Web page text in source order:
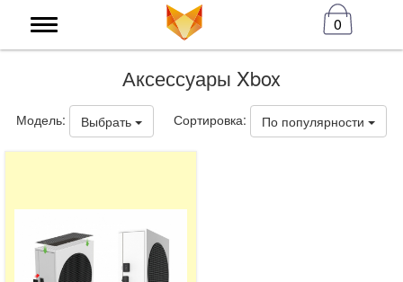
0
Аксессуары Xbox
Модель: Выбрать Сортировка: По популярности